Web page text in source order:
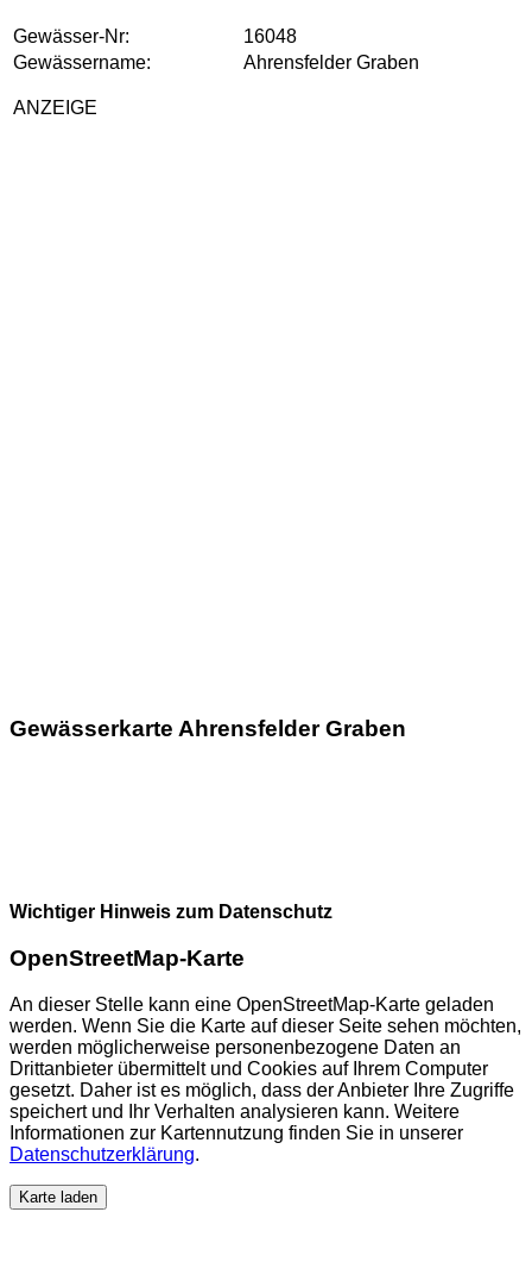
Gewässer-Nr:
16048
Gewässername:
Ahrensfelder Graben
ANZEIGE
Gewässerkarte Ahrensfelder Graben
Wichtiger Hinweis zum Datenschutz
OpenStreetMap-Karte
An dieser Stelle kann eine OpenStreetMap-Karte geladen
werden. Wenn Sie die Karte auf dieser Seite sehen möchten,
werden möglicherweise personenbezogene Daten an
Drittanbieter übermittelt und Cookies auf Ihrem Computer
gesetzt. Daher ist es möglich, dass der Anbieter Ihre Zugriffe
speichert und Ihr Verhalten analysieren kann. Weitere
Informationen zur Kartennutzung finden Sie in unserer
Datenschutzerklärung.
Karte laden